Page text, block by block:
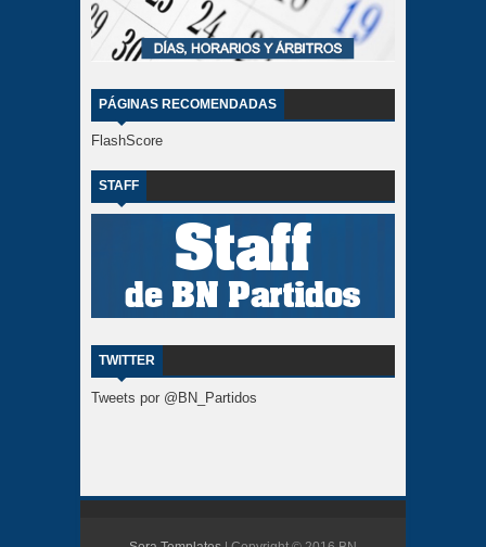
PÁGINAS RECOMENDADAS
FlashScore
STAFF
TWITTER
Tweets por @BN_Partidos